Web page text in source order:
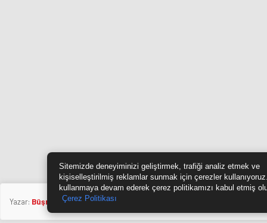
Yazar: Büşra Ünlü
Sitemizde deneyiminizi geliştirmek, trafiği analiz etmek ve
kişiselleştirilmiş reklamlar sunmak için çerezler
kullanmaya devam ederek çerez politikamızı kabul etmiş
Çerez Politikası